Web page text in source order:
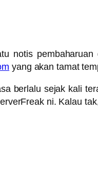
notis pembaharuan
yang akan tamat
berlalu sejak kali
ni. Kalau